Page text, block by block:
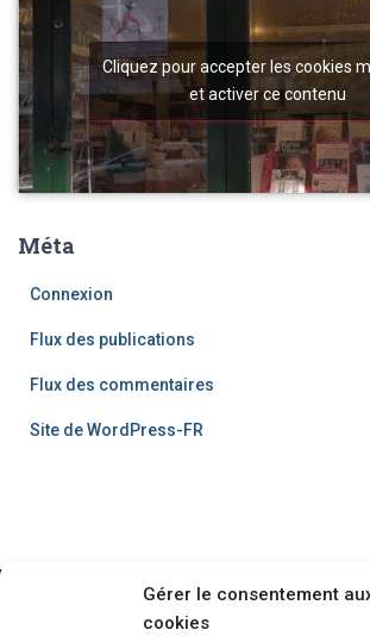
Gérer le consentement
cookies
Cliquez pour accepter les cookies
et activer ce contenu
Méta
Connexion
Flux des publications
Flux des commentaires
Site de WordPress-FR